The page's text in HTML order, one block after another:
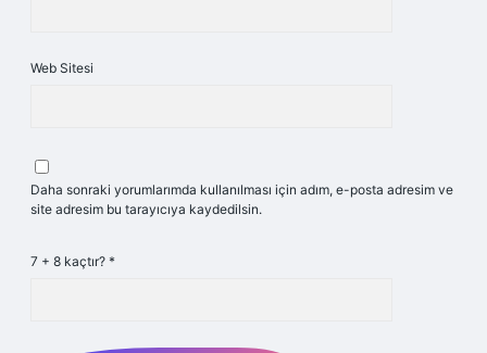
Web Sitesi
Daha sonraki yorumlarımda kullanılması için adım, e-posta adresim ve
site adresim bu tarayıcıya kaydedilsin.
7 + 8 kaçtır? *